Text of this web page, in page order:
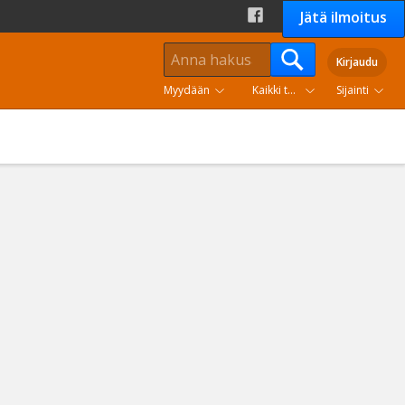
Jätä ilmoitus
Kirjaudu
Myydään
Kaikki tuoteryhmät Sijainti